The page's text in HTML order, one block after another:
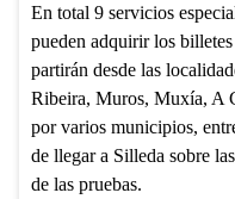
En total 9 servicios
pueden adquirir los
partirán desde las
Ribeira, Muros, Muxía, A
por varios municipios,
de llegar a Silleda sobre
de las pruebas.